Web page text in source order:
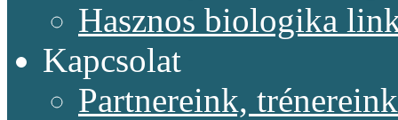
Hasznos biologika
Kapcsolat
Partnereink, trénereink